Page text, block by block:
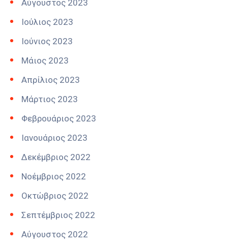
Αύγουστος 2023
Ιούλιος 2023
Ιούνιος 2023
Μάιος 2023
Απρίλιος 2023
Μάρτιος 2023
Φεβρουάριος 2023
Ιανουάριος 2023
Δεκέμβριος 2022
Νοέμβριος 2022
Οκτώβριος 2022
Σεπτέμβριος 2022
Αύγουστος 2022